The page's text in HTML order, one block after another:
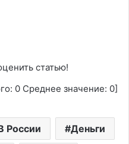
статью!
0 Среднее значение: 0]
России Деньги